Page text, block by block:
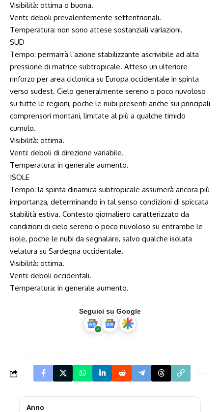
Visibilità: ottima o buona.
Venti: deboli prevalentemente settentrionali.
Temperatura: non sono attese sostanziali variazioni.
SUD
Tempo: permarrà l’azione stabilizzante ascrivibile ad alta
pressione di matrice subtropicale. Atteso un ulteriore
rinforzo per area ciclonica su Europa occidentale in spinta
verso sudest. Cielo generalmente sereno o poco nuvoloso
su tutte le regioni, poche le nubi presenti anche sui principali
comprensori montani, limitate al più a qualche timido
cumulo.
Visibilità: ottima.
Venti: deboli di direzione variabile.
Temperatura: in generale aumento.
ISOLE
Tempo: la spinta dinamica subtropicale assumerà ancora più
importanza, determinando in tal senso condizioni di spiccata
stabilità estiva. Contesto giornaliero caratterizzato da
condizioni di cielo sereno o poco nuvoloso su entrambe le
isole, poche le nubi da segnalare, salvo qualche isolata
velatura su Sardegna occidentale.
Visibilità: ottima.
Venti: deboli occidentali.
Temperatura: in generale aumento.
Seguici su Google
Anno